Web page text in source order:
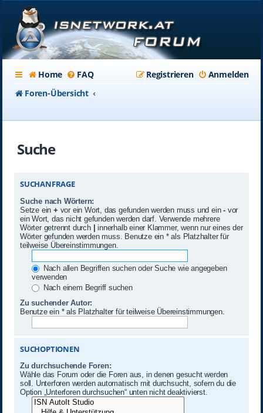
Home FAQ Anmelden
Registrieren
Foren-Übersicht
Suche
SUCHANFRAGE
Suche nach Wörtern:
Setze ein + vor ein Wort, das gefunden werden muss und ein-vor
ein Wort, das nicht gefunden werden darf. Verwende mehrere
Wörter getrennt durch | innerhalb einer Klammer, wenn nur eines der
Wörter gefunden werden muss. Benutze ein * als Platzhalter für
teilweise Übereinstimmungen.
Nach allen Begriffen suchen oder Suche wie angegeben
verwenden
Nach einem Begriff suchen
Zu suchender Autor:
Benutze ein * als Platzhalter für teilweise Übereinstimmungen.
SUCHOPTIONEN
Zu durchsuchende Foren:
Wähle das Forum oder die Foren aus, in denen gesucht werden
soll. Unterforen werden automatisch mit durchsucht, sofern du die
Option „Unterforen durchsuchen“ unten nicht deaktivierst.